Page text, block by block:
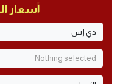
أسعار
دي إس
Nothing selected